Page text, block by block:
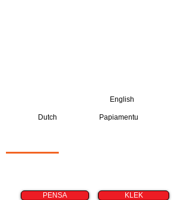
English
Dutch Papiamentu
PENSA KLEK